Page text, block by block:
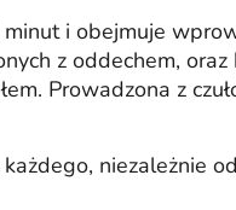
i obejmuje
z oddechem,
Prowadzona z
niezależnie